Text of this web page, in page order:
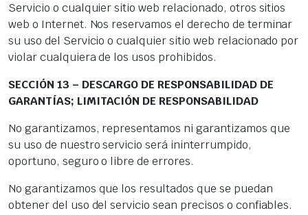
Servicio o cualquier sitio web relacionado, otros sitios
web o Internet. Nos reservamos el derecho de terminar
su uso del Servicio o cualquier sitio web relacionado por
violar cualquiera de los usos prohibidos.
SECCIÓN 13 – DESCARGO DE RESPONSABILIDAD DE
GARANTÍAS; LIMITACIÓN DE RESPONSABILIDAD
No garantizamos, representamos ni garantizamos que
su uso de nuestro servicio será ininterrumpido,
oportuno, seguro o libre de errores.
No garantizamos que los resultados que se puedan
obtener del uso del servicio sean precisos o confiables.